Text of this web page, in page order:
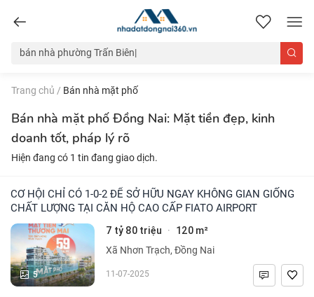
nhadatdongnai360.vn
Trang chủ / Bán nhà mặt phố
Bán nhà mặt phố Đồng Nai: Mặt tiền đẹp, kinh
doanh tốt, pháp lý rõ
Hiện đang có 1 tin đang giao dịch.
CƠ HỘI CHỈ CÓ 1-0-2 ĐỂ SỞ HỮU NGAY KHÔNG GIAN GIỐNG
CHẤT LƯỢNG TẠI CĂN HỘ CAO CẤP FIATO AIRPORT
5
7 tỷ 80 triệu · 120 m²
Xã Nhơn Trạch, Đồng Nai
11-07-2025